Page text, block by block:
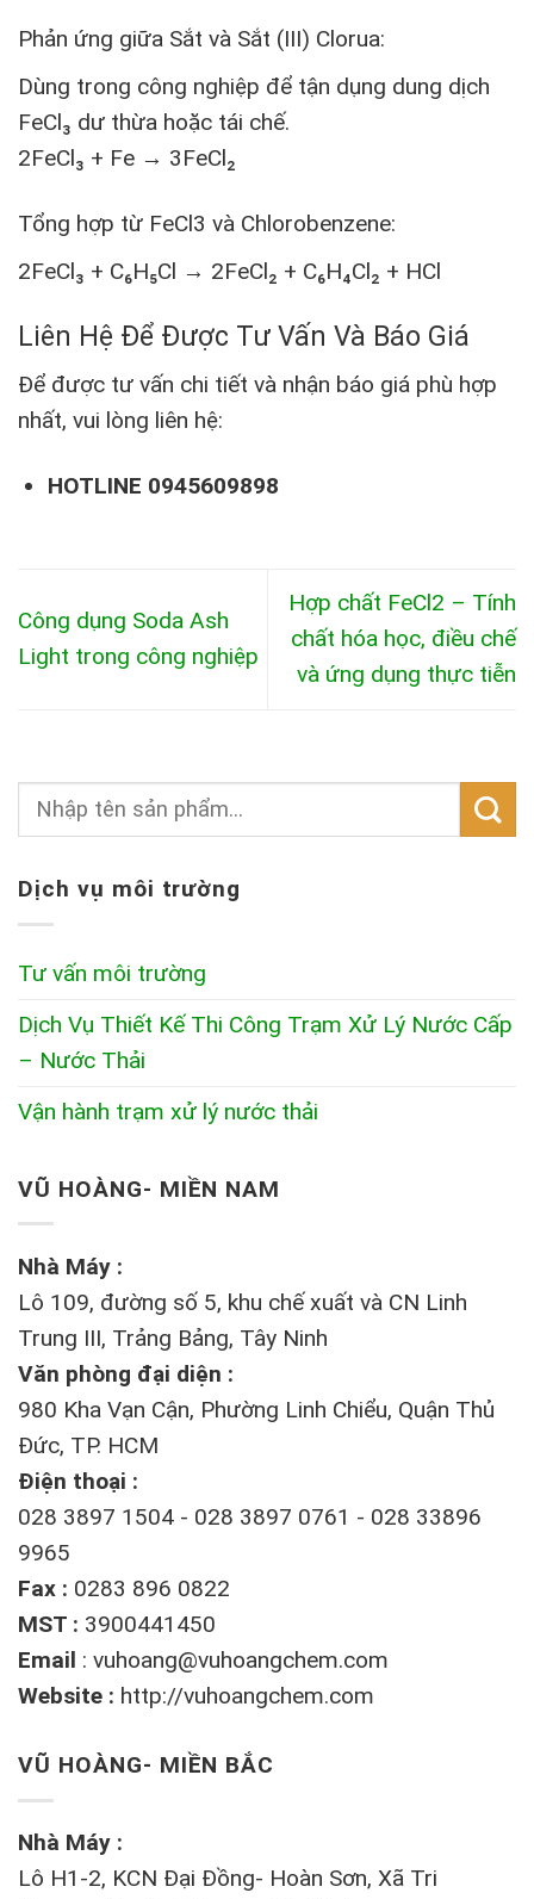
Phản ứng giữa Sắt và Sắt (III) Clorua:
Dùng trong công nghiệp để tận dụng dung dịch
FeCl₃ dư thừa hoặc tái chế.
2FeCl₃ + Fe → 3FeCl₂
Tổng hợp từ FeCl3 và Chlorobenzene:
2FeCl₃ + C₆H₅Cl → 2FeCl₂ + C₆H₄Cl₂ + HCl
Liên Hệ Để Được Tư Vấn Và Báo Giá
Để được tư vấn chi tiết và nhận báo giá phù hợp
nhất, vui lòng liên hệ:
HOTLINE 0945609898
Công dụng Soda Ash
Light trong công nghiệp
Hợp chất FeCl2 – Tính
chất hóa học, điều chế
và ứng dụng thực tiễn
Dịch vụ môi trường
Tư vấn môi trường
Dịch Vụ Thiết Kế Thi Công Trạm Xử Lý Nước Cấp
– Nước Thải
Vận hành trạm xử lý nước thải
VŨ HOÀNG- MIỀN NAM
Nhà Máy :
Lô 109, đường số 5, khu chế xuất và CN Linh
Trung III, Trảng Bảng, Tây Ninh
Văn phòng đại diện :
980 Kha Vạn Cận, Phường Linh Chiểu, Quận Thủ
Đức, TP. HCM
Điện thoại :
028 3897 1504 - 028 3897 0761 - 028 33896
9965
Fax : 0283 896 0822
MST : 3900441450
Email : vuhoang@vuhoangchem.com
Website : http://vuhoangchem.com
VŨ HOÀNG- MIỀN BẮC
Nhà Máy :
Lô H1-2, KCN Đại Đồng- Hoàn Sơn, Xã Tri